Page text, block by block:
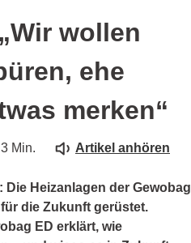
wollen
ehe
merken“
Min. Artikel anhören
Heizanlagen der Gewobag
die Zukunft gerüstet.
ED erklärt, wie